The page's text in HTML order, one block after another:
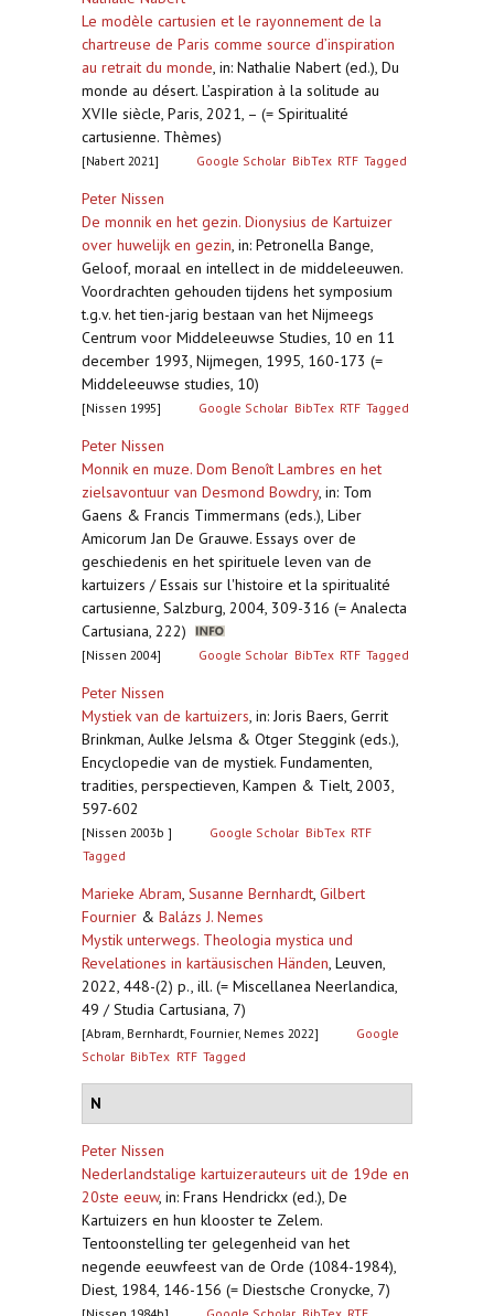
Le modèle cartusien et le rayonnement de la
chartreuse de Paris comme source d’inspiration
au retrait du monde, in: Nathalie Nabert (ed.), Du
monde au désert. L’aspiration à la solitude au
XVIIe siècle, Paris, 2021, – (= Spiritualité
cartusienne. Thèmes)
[Nabert 2021] Google Scholar BibTex RTF Tagged
Peter Nissen
De monnik en het gezin. Dionysius de Kartuizer
over huwelijk en gezin, in: Petronella Bange,
Geloof, moraal en intellect in de middeleeuwen.
Voordrachten gehouden tijdens het symposium
t.g.v. het tien-jarig bestaan van het Nijmeegs
Centrum voor Middeleeuwse Studies, 10 en 11
december 1993, Nijmegen, 1995, 160-173 (=
Middeleeuwse studies, 10)
[Nissen 1995] Google Scholar BibTex RTF Tagged
Peter Nissen
Monnik en muze. Dom Benoît Lambres en het
zielsavontuur van Desmond Bowdry, in: Tom
Gaens & Francis Timmermans (eds.), Liber
Amicorum Jan De Grauwe. Essays over de
geschiedenis en het spirituele leven van de
kartuizers / Essais sur l'histoire et la spiritualité
cartusienne, Salzburg, 2004, 309-316 (= Analecta
Cartusiana, 222)
[Nissen 2004] Google Scholar BibTex RTF Tagged
Peter Nissen
Mystiek van de kartuizers, in: Joris Baers, Gerrit
Brinkman, Aulke Jelsma & Otger Steggink (eds.),
Encyclopedie van de mystiek. Fundamenten,
tradities, perspectieven, Kampen & Tielt, 2003,
597-602
[Nissen 2003b ] Google Scholar BibTex RTF
Tagged
Marieke Abram, Susanne Bernhardt, Gilbert
Fournier & Balázs J. Nemes
Mystik unterwegs. Theologia mystica und
Revelationes in kartäusischen Händen, Leuven,
2022, 448-(2) p., ill. (= Miscellanea Neerlandica,
49 / Studia Cartusiana, 7)
[Abram, Bernhardt, Fournier, Nemes 2022]
Google
Scholar BibTex RTF Tagged
N
Peter Nissen
Nederlandstalige kartuizerauteurs uit de 19de en
20ste eeuw, in: Frans Hendrickx (ed.), De
Kartuizers en hun klooster te Zelem.
Tentoonstelling ter gelegenheid van het
negende eeuwfeest van de Orde (1084-1984),
Diest, 1984, 146-156 (= Diestsche Cronycke, 7)